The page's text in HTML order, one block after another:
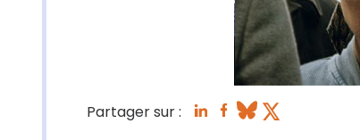
Partager sur :